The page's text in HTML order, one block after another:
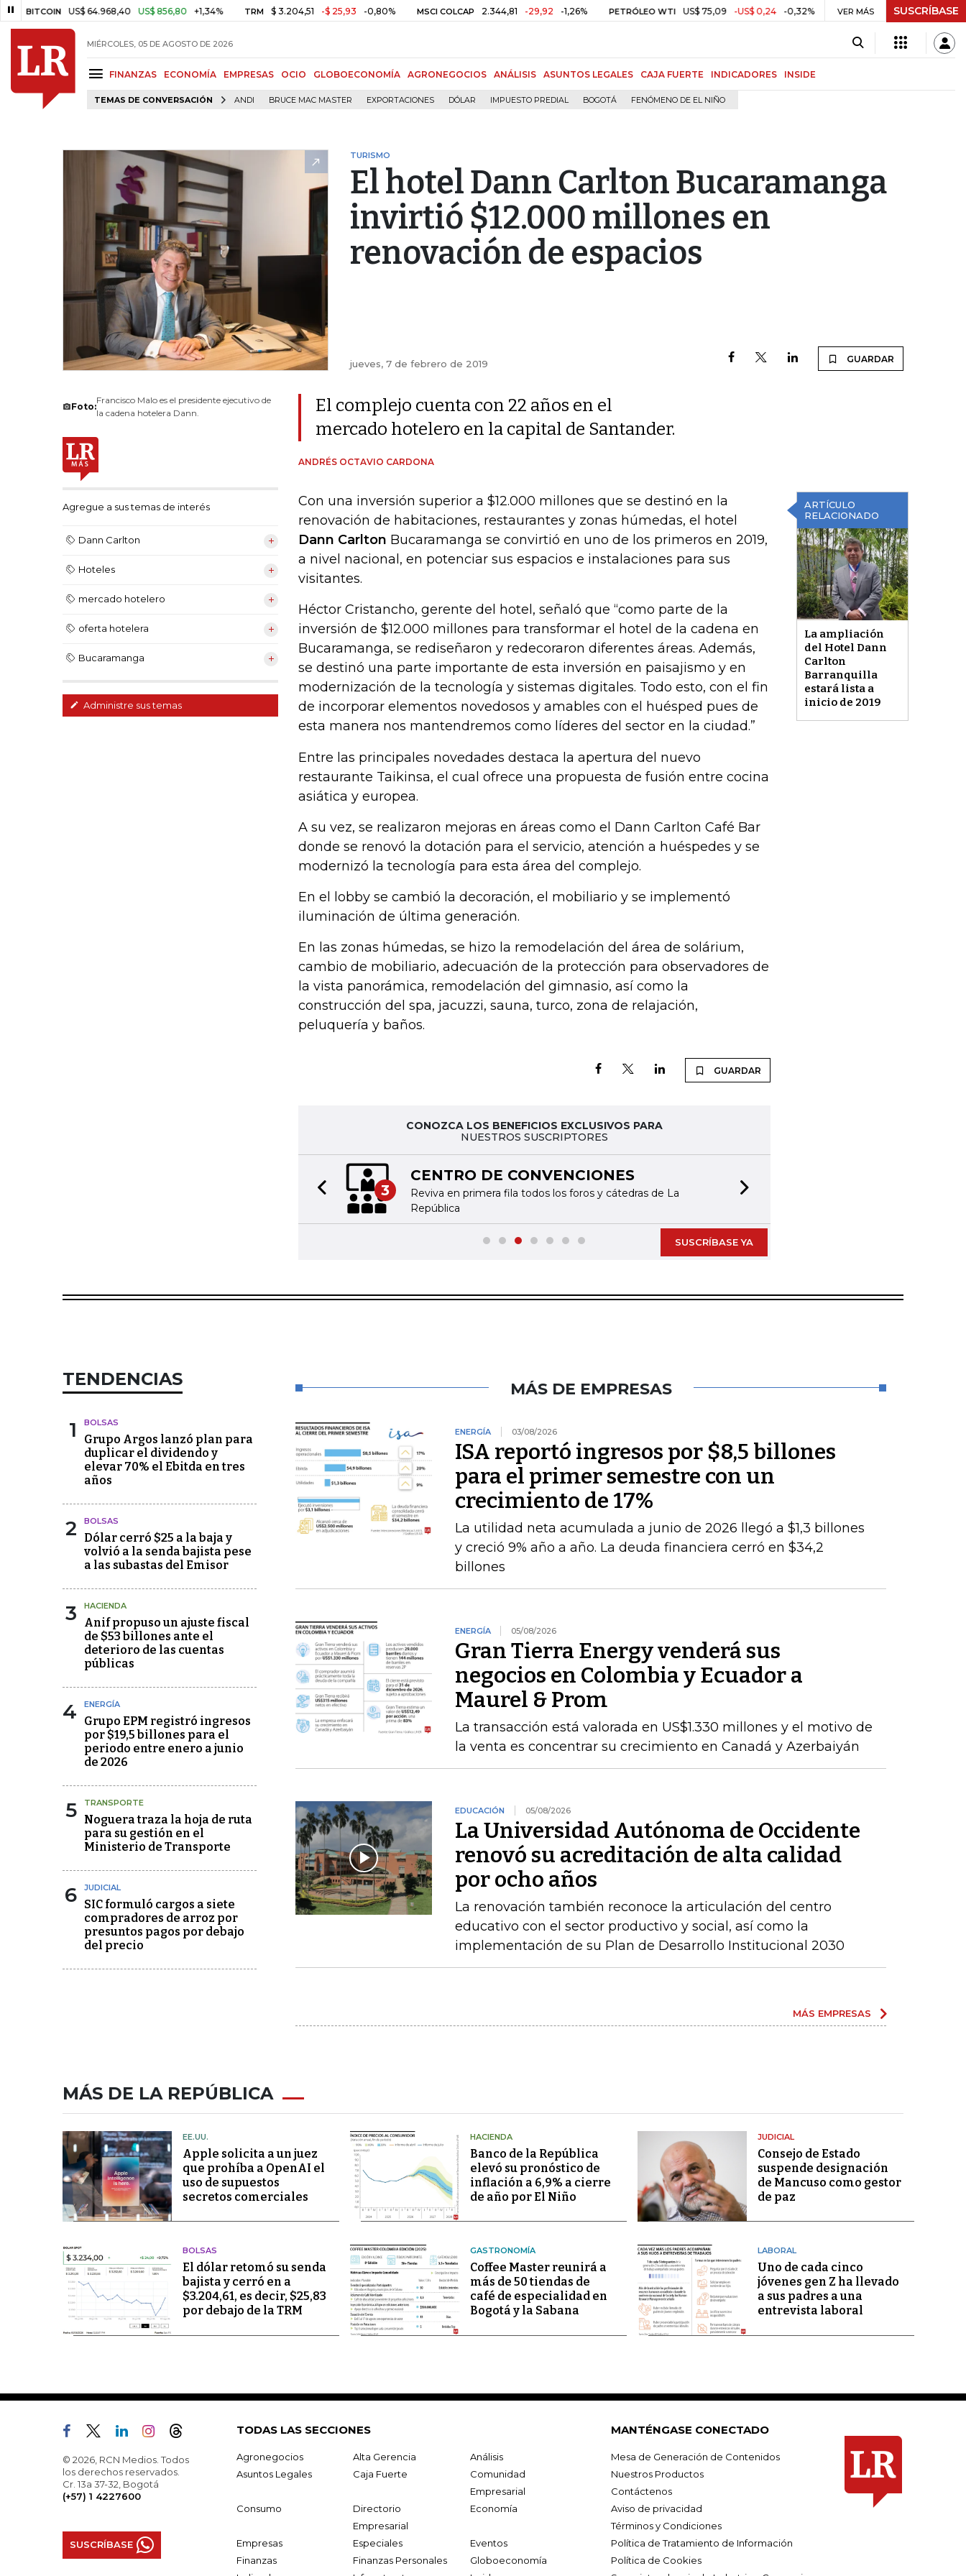
US$ 64.968,40 US$ 856,80 +1,34% TRM $ 3.204,51 -$ 25,93 -0,80% MSCI COLCAP 2.344,81 -29,92 -1,26% PETRÓLEO WTI US$ 75,09 -US$ 0,24 -0,32% CAFÉ COLOMBIAN MILDS US$ 3,75
VER MÁS SUSCRÍBASE
MIÉRCOLES, 05 DE AGOSTO DE 2026
FINANZAS ECONOMÍA EMPRESAS OCIO GLOBOECONOMÍA AGRONEGOCIOS ANÁLISIS ASUNTOS LEGALES CAJA FUERTE INDICADORES INSIDE
TEMAS DE CONVERSACIÓN ANDI BRUCE MAC MASTER EXPORTACIONES DÓLAR IMPUESTO PREDIAL BOGOTÁ FENÓMENO DE EL NIÑO
TURISMO
El hotel Dann Carlton Bucaramanga
invirtió $12.000 millones en
renovación de espacios
jueves, 7 de febrero de 2019 GUARDAR
Foto:
Francisco Malo es el presidente ejecutivo de
la cadena hotelera Dann.
Agregue a sus temas de interés
Dann Carlton
Hoteles
mercado hotelero
oferta hotelera
Bucaramanga
Administre sus temas
El complejo cuenta con 22 años en el
mercado hotelero en la capital de Santander.
ANDRÉS OCTAVIO CARDONA
ARTÍCULO
RELACIONADO
La ampliación
del Hotel Dann
Carlton
Barranquilla
estará lista a
inicio de 2019
Con una inversión superior a $12.000 millones que se destinó en la
renovación de habitaciones, restaurantes y zonas húmedas, el hotel
Dann Carlton Bucaramanga se convirtió en uno de los primeros en 2019,
a nivel nacional, en potenciar sus espacios e instalaciones para sus
visitantes.
Héctor Cristancho, gerente del hotel, señaló que “como parte de la
inversión de $12.000 millones para transformar el hotel de la cadena en
Bucaramanga, se rediseñaron y redecoraron diferentes áreas. Además,
se destinó una parte importante de esta inversión en paisajismo y en
modernización de la tecnología y sistemas digitales. Todo esto, con el fin
de incorporar elementos novedosos y amables con el huésped pues de
esta manera nos mantendremos como líderes del sector en la ciudad.”
Entre las principales novedades destaca la apertura del nuevo
restaurante Taikinsa, el cual ofrece una propuesta de fusión entre cocina
asiática y europea.
A su vez, se realizaron mejoras en áreas como el Dann Carlton Café Bar
donde se renovó la dotación para el servicio, atención a huéspedes y se
modernizó la tecnología para esta área del complejo.
En el lobby se cambió la decoración, el mobiliario y se implementó
iluminación de última generación.
En las zonas húmedas, se hizo la remodelación del área de solárium,
cambio de mobiliario, adecuación de la protección para observadores de
la vista panorámica, remodelación del gimnasio, así como la
construcción del spa, jacuzzi, sauna, turco, zona de relajación,
peluquería y baños.
GUARDAR
CONOZCA LOS BENEFICIOS EXCLUSIVOS PARA
NUESTROS SUSCRIPTORES
3
CENTRO DE CONVENCIONES
Reviva en primera fila todos los foros y cátedras de La
República
Previous slide
SUSCRÍBASE YA
TENDENCIAS
1 BOLSAS
Grupo Argos lanzó plan para
duplicar el dividendo y
elevar 70% el Ebitda en tres
años
2 BOLSAS
Dólar cerró $25 a la baja y
volvió a la senda bajista pese
a las subastas del Emisor
3 HACIENDA
Anif propuso un ajuste fiscal
de $53 billones ante el
deterioro de las cuentas
públicas
4 ENERGÍA
Grupo EPM registró ingresos
por $19,5 billones para el
periodo entre enero a junio
de 2026
5 TRANSPORTE
Noguera traza la hoja de ruta
para su gestión en el
Ministerio de Transporte
6 JUDICIAL
SIC formuló cargos a siete
compradores de arroz por
presuntos pagos por debajo
del precio
MÁS DE EMPRESAS
ENERGÍA 03/08/2026
ISA reportó ingresos por $8,5 billones
para el primer semestre con un
crecimiento de 17%
La utilidad neta acumulada a junio de 2026 llegó a $1,3 billones
y creció 9% año a año. La deuda financiera cerró en $34,2
billones
ENERGÍA 05/08/2026
Gran Tierra Energy venderá sus
negocios en Colombia y Ecuador a
Maurel & Prom
La transacción está valorada en US$1.330 millones y el motivo de
la venta es concentrar su crecimiento en Canadá y Azerbaiyán
EDUCACIÓN 05/08/2026
La Universidad Autónoma de Occidente
renovó su acreditación de alta calidad
por ocho años
La renovación también reconoce la articulación del centro
educativo con el sector productivo y social, así como la
implementación de su Plan de Desarrollo Institucional 2030
MÁS EMPRESAS
MÁS DE LA REPÚBLICA
EE.UU.
Apple solicita a un juez
que prohíba a OpenAI el
uso de supuestos
secretos comerciales
HACIENDA
Banco de la República
elevó su pronóstico de
inflación a 6,9% a cierre
de año por El Niño
JUDICIAL
Consejo de Estado
suspende designación
de Mancuso como gestor
de paz
BOLSAS
El dólar retomó su senda
bajista y cerró en a
$3.204,61, es decir, $25,83
por debajo de la TRM
GASTRONOMÍA
Coffee Master reunirá a
más de 50 tiendas de
café de especialidad en
Bogotá y la Sabana
LABORAL
Uno de cada cinco
jóvenes gen Z ha llevado
a sus padres a una
entrevista laboral
© 2026, RCN Medios. Todos
los derechos reservados.
Cr. 13a 37-32, Bogotá
(+57) 1 4227600
SUSCRÍBASE
TODAS LAS SECCIONES
Agronegocios Alta Gerencia
Análisis
Asuntos Legales
Caja Fuerte
Comunidad
Empresarial
Consumo
Directorio
Empresarial
Economía
Empresas Especiales
Eventos
Finanzas
Finanzas Personales
Globoeconomía
MANTÉNGASE CONECTADO
Mesa de Generación de Contenidos
Nuestros Productos
Contáctenos
Aviso de privacidad
Términos y Condiciones
Política de Tratamiento de Información
Política de Cookies